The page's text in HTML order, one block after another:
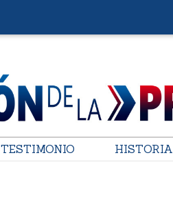
TESTIMONIO HISTORIA